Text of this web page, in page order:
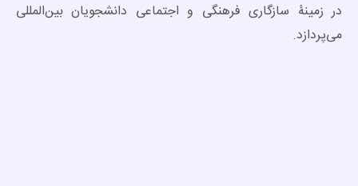
در زمینۀ سازگاری فرهنگی و اجتماعی دانشجویان بین‌المللی
می‌پردازد.